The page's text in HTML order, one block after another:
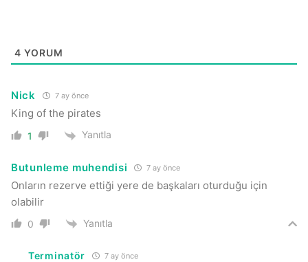
4 YORUM
Nick 7 ay önce
King of the pirates
1 Yanıtla
Butunleme muhendisi 7 ay önce
Onların rezerve ettiği yere de başkaları oturduğu için
olabilir
0 Yanıtla
Terminatör 7 ay önce